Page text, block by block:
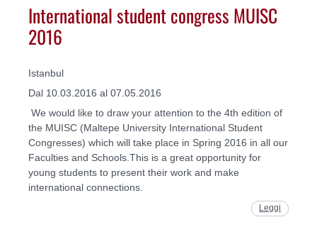
International student congress MUISC
2016
Istanbul
Dal 10.03.2016 al 07.05.2016
We would like to draw your attention to the 4th edition of
the MUISC (Maltepe University International Student
Congresses) which will take place in Spring 2016 in all our
Faculties and Schools.This is a great opportunity for
young students to present their work and make
international connections.
Leggi